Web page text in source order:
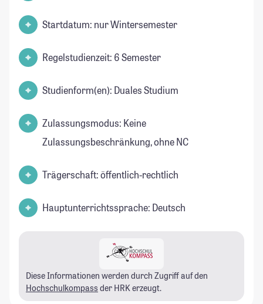
Startdatum: nur Wintersemester
Regelstudienzeit: 6 Semester
Studienform(en): Duales Studium
Zulassungsmodus: Keine
Zulassungsbeschränkung, ohne NC
Trägerschaft: öffentlich-rechtlich
Hauptunterrichtssprache: Deutsch
Diese Informationen werden durch Zugriff auf den
Hochschulkompass der HRK erzeugt.